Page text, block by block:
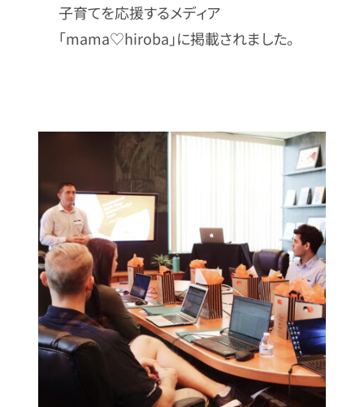
子育てを応援するメディア
「mama♡hiroba」に掲載されました。